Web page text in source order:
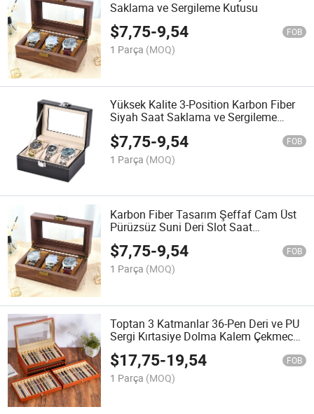
Saklama ve Sergileme Kutusu
$7,75-9,54 FOB
1 Parça (MOQ)
Yüksek Kalite 3-Position Karbon Fiber
Siyah Saat Saklama ve Sergileme
$7,75-9,54 FOB
1 Parça (MOQ)
Karbon Fiber Tasarım Şeffaf Cam Üst
Pürüzsüz Suni Deri Slot Saat
Düzenleyici Saat Sergi Depolama
Kutusu
$7,75-9,54 FOB
1 Parça (MOQ)
Toptan 3 Katmanlar 36-Pen Deri ve PU
Sergi Kırtasiye Dolma Kalem Çekmece
Kutuları
$17,75-19,54 FOB
1 Parça (MOQ)